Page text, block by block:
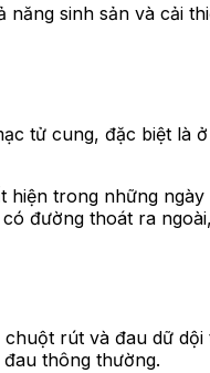
sinh sản và cải
tử cung, đặc biệt
trong những
đường thoát ra
rút và đau dữ
thông thường.